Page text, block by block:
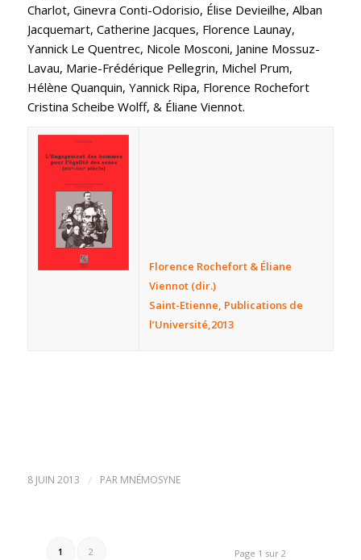
Charlot, Ginevra Conti-Odorisio, Élise Devieilhe, Alban
Jacquemart, Catherine Jacques, Florence Launay,
Yannick Le Quentrec, Nicole Mosconi, Janine Mossuz-
Lavau, Marie-Frédérique Pellegrin, Michel Prum,
Hélène Quanquin, Yannick Ripa, Florence Rochefort
Cristina Scheibe Wolff, & Éliane Viennot.
Florence Rochefort & Éliane
Viennot (dir.)
Saint-Etienne, Publications de
l’Université,2013
8 JUIN 2013 / PAR MNÉMOSYNE
Page 1 sur 2
1 2